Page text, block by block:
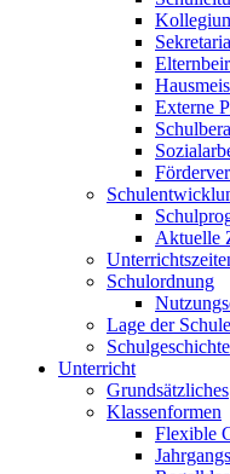
Externe
Aktuelle
Schulordnung
Lage der Schule
Schulgeschichte
Unterricht
Grundsätzliches
Klassenformen
Flexible